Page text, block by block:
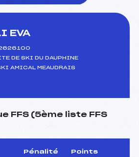
EVA
DE SKI DU DAUPHINE
AMICAL MEAUDRAIS
FFS (5ème liste FFS
Pénalité Points